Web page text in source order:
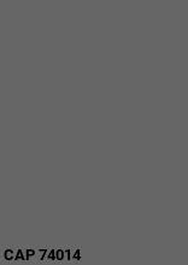
CAP 74014